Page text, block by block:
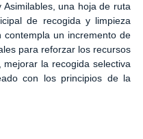
una hoja de ruta
de recogida y limpieza
contempla un incremento de
para reforzar los recursos
la recogida selectiva
con los principios de la